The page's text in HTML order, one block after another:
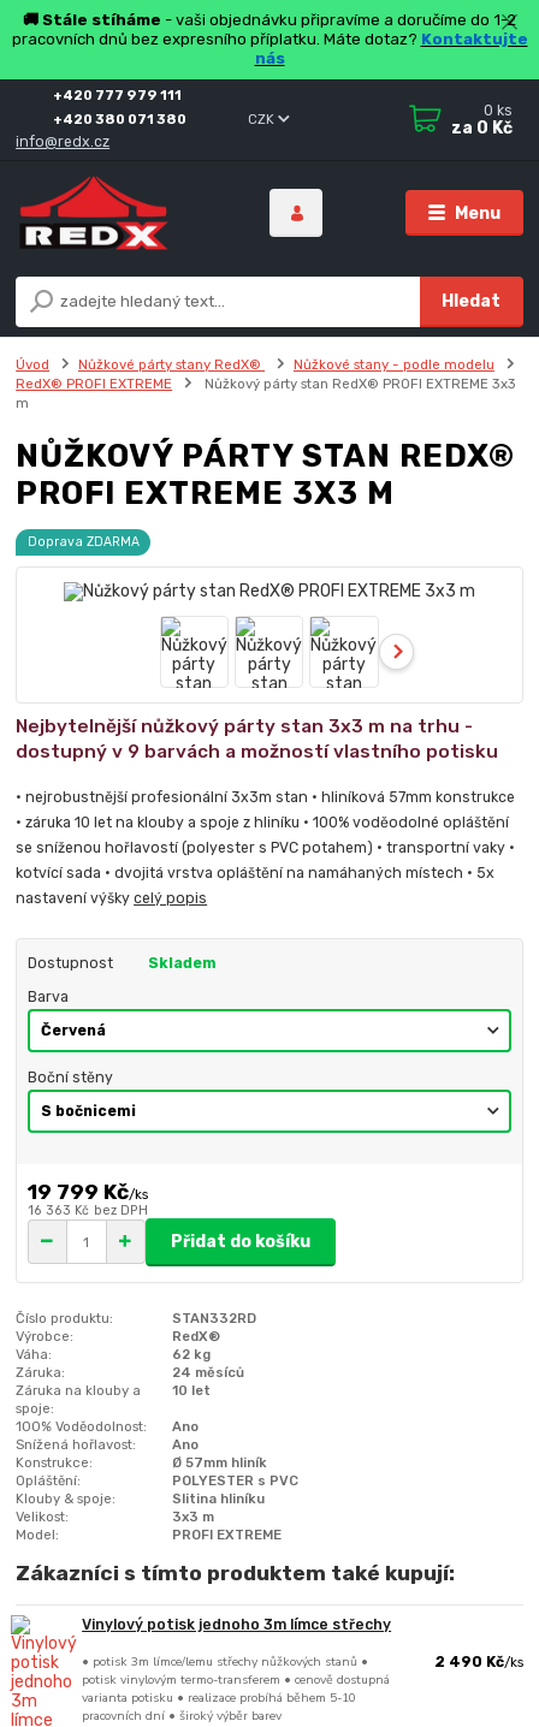
🚚 Stále stíháme - vaši objednávku připravíme a doručíme do 1-2
pracovních dnů bez expresního příplatku. Máte dotaz? Kontaktujte
nás
Menu
CZK
Hledat
+420 777 979 111
+420 380 071 380
info@redx.cz
0 ks
za 0 Kč
Úvod Nůžkové párty stany RedX®
Nůžkové stany - podle modelu
RedX® PROFI EXTREME
Nůžkový párty stan RedX® PROFI EXTREME 3x3
m
NŮŽKOVÝ PÁRTY STAN REDX®
PROFI EXTREME 3X3 M
Doprava ZDARMA
Nejbytelnější nůžkový párty stan 3x3 m na trhu -
dostupný v 9 barvách a možností vlastního potisku
• nejrobustnější profesionální 3x3m stan • hliníková 57mm konstrukce
• záruka 10 let na klouby a spoje z hliníku • 100% voděodolné opláštění
se sníženou hořlavostí (polyester s PVC potahem) • transportní vaky •
kotvící sada • dvojitá vrstva opláštění na namáhaných místech • 5x
nastavení výškycelý popis
Dostupnost Skladem
Barva
Boční stěny
19 799 Kč/ks
16 363 Kč bez DPH
Přidat do košíku
Číslo produktu:
STAN332RD
Výrobce:
RedX®
Váha:
62 kg
Záruka:
24 měsíců
Záruka na klouby a
spoje:
10 let
100% Voděodolnost:
Ano
Snížená hořlavost:
Ano
Konstrukce:
Ø 57mm hliník
Opláštění:
POLYESTER s PVC
Klouby & spoje:
Slitina hliníku
Velikost:
3x3 m
Model:
PROFI EXTREME
Zákazníci s tímto produktem také kupují:
Vinylový potisk jednoho 3m límce střechy
• potisk 3m límce/lemu střechy nůžkových stanů •
potisk vinylovým termo-transferem • cenově dostupná
varianta potisku • realizace probíhá během 5-10
pracovních dní • široký výběr barev
2 490 Kč/ks